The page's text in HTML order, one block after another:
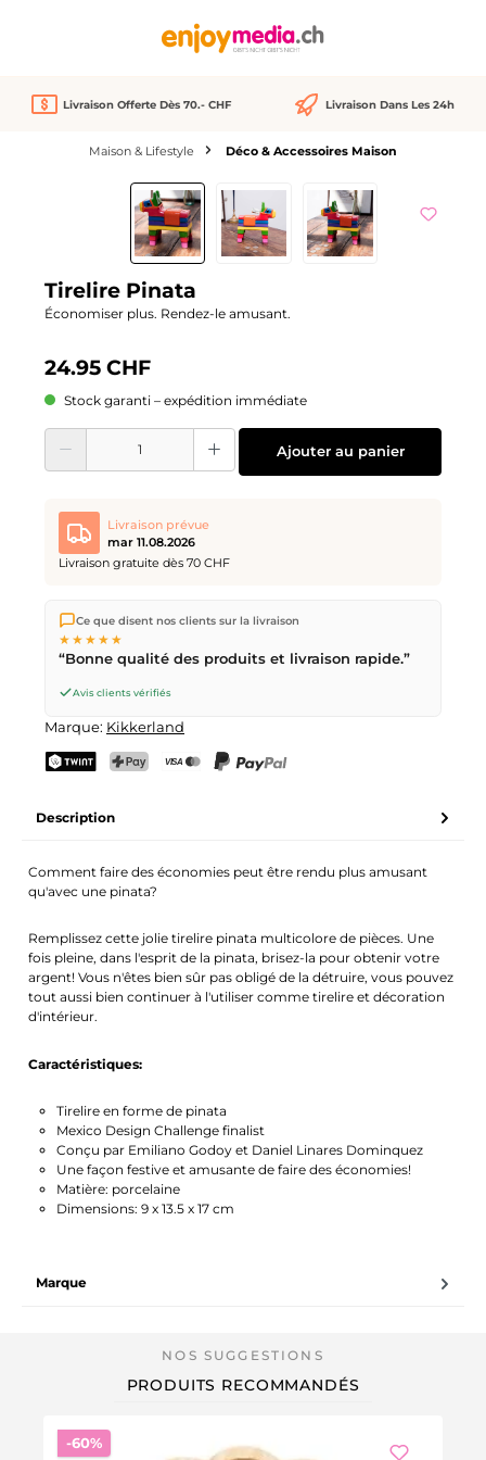
Livraison Offerte Dès 70.- CHF Livraison Dans Les 24h
Maison & Lifestyle Déco & Accessoires Maison
Ignorer la galerie d'images
Tirelire Pinata
Économiser plus. Rendez-le amusant.
24.95 CHF
Stock garanti – expédition immédiate
Quantité de produit : Entrez la quantité souhaitée ou utilisez les boutons
Ajouter au panier
Livraison prévue
mar 11.08.2026
Livraison gratuite dès 70 CHF
Nous expédions directement depuis notre entrepôt à Kriens,
en Suisse.Livraison gratuitedèsCHF 70
passées avant
livraison leprochain jour ouvrable par la Poste Suisse.
Ce que disent nos clients sur la livraison
★★★★★
“Bonne qualité des produits et livraison rapide.”
Avis clients vérifiés
Marque: Kikkerland
Description
Comment faire des économies peut être rendu plus amusant
qu'avec une pinata?
Remplissez cette jolie tirelire pinata multicolore de pièces. Une
fois pleine, dans l'esprit de la pinata, brisez-la pour obtenir votre
argent! Vous n'êtes bien sûr pas obligé de la détruire, vous pouvez
tout aussi bien continuer à l'utiliser comme tirelire et décoration
d'intérieur.
Caractéristiques:
Tirelire en forme de pinata
Mexico Design Challenge finalist
Conçu par Emiliano Godoy et Daniel Linares Dominquez
Une façon festive et amusante de faire des économies!
Matière: porcelaine
Dimensions: 9 x 13.5 x 17 cm
Marque
PRODUITS RECOMMANDÉS
-60%Réduction